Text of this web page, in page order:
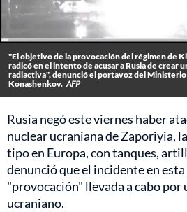
"El objetivo de la provocación del régimen de
radicó en el intento de acusar a Rusia de crear
radiactiva", denunció el portavoz del Ministerio
Konashenkov. AFP
Rusia negó este viernes haber
nuclear ucraniana de Zaporiyia,
tipo en Europa, con tanques,
denunció que el incidente en
"provocación" llevada a cabo por
ucraniano.